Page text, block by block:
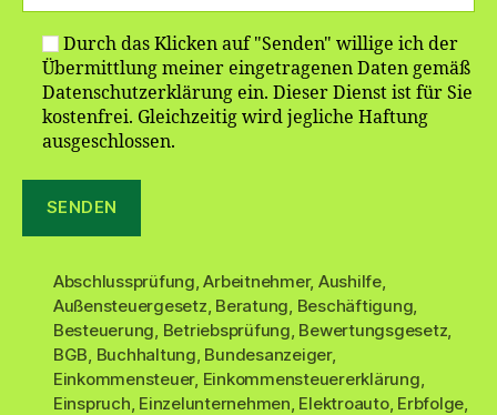
Durch das Klicken auf "Senden" willige ich der
Übermittlung meiner eingetragenen Daten gemäß
Datenschutzerklärung ein. Dieser Dienst ist für Sie
kostenfrei. Gleichzeitig wird jegliche Haftung
ausgeschlossen.
Abschlussprüfung ,Arbeitnehmer, Aushilfe,
Außensteuergesetz Beratung Beschäftigung
Besteuerung Betriebsprüfung Bewertungsgesetz
BGB Buchhaltung Bundesanzeiger,
Einkommensteuer, Einkommensteuererklärung
Einspruch Einzelunternehmen Elektroauto, Erbfolge